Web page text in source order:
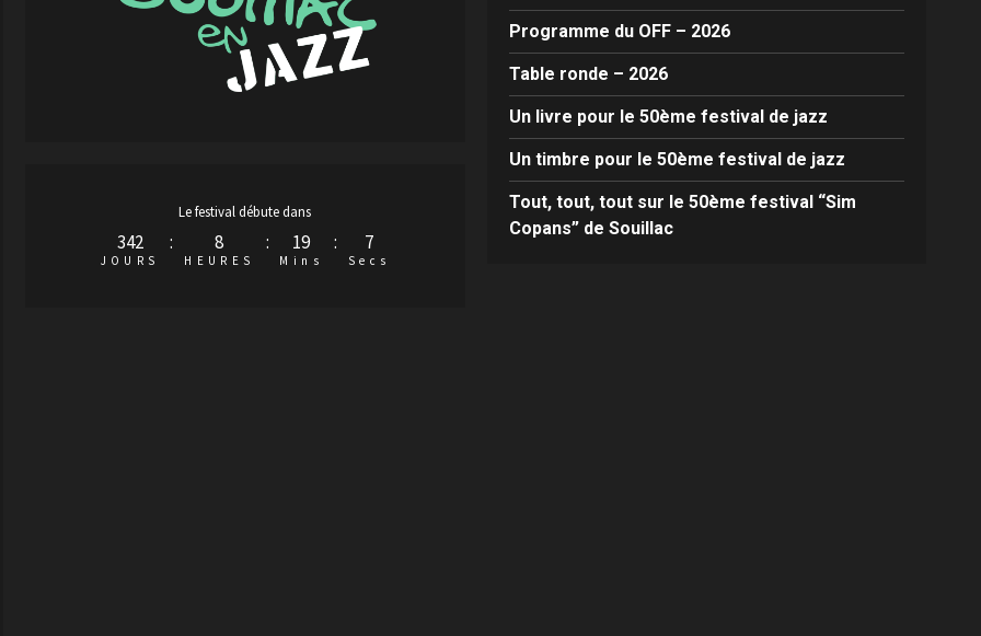
Le festival débute dans
342
JOURS
: 8
HEURES
: 19
Mins
: 6
Secs
Programme du OFF – 2026
Table ronde – 2026
Un livre pour le 50ème festival de jazz
Un timbre pour le 50ème festival de jazz
Tout, tout, tout sur le 50ème festival “Sim
Copans” de Souillac